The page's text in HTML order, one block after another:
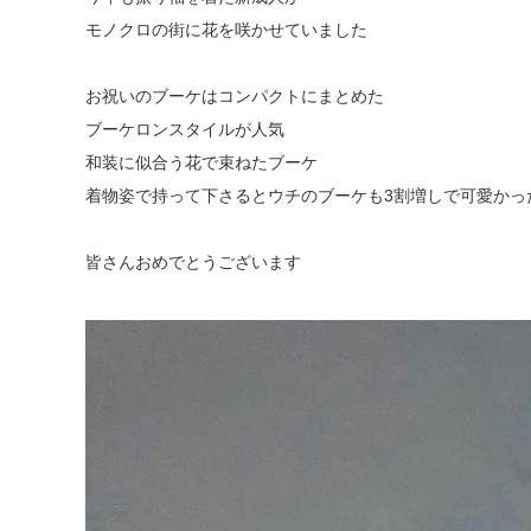
モノクロの街に花を咲かせていました
お祝いのブーケはコンパクトにまとめた
ブーケロンスタイルが人気
和装に似合う花で束ねたブーケ
着物姿で持って下さるとウチのブーケも3割増しで可愛かっ
皆さんおめでとうございます